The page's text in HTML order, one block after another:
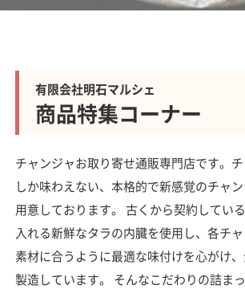
有限会社明石マルシェ
商品特集コーナー
チャンジャお取り寄せ通販専門店です。
しか味わえない、本格的で新感覚のチャ
用意しております。 古くから契約してい
入れる新鮮なタラの内臓を使用し、各チ
素材に合うように最適な味付けを心がけ
製造しています。 そんなこだわりの詰ま